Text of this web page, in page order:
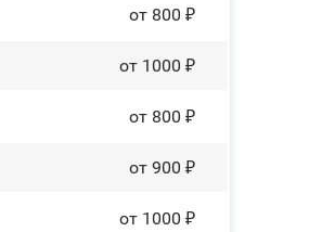
от 800 ₽
от 1000 ₽
от 800 ₽
от 900 ₽
от 1000 ₽